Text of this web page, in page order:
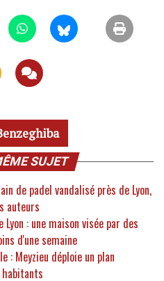
SUJET
de padel vandalisé près de Lyon,
auteurs
Lyon : une maison visée par des
d'une semaine
: Meyzieu déploie un plan
habitants